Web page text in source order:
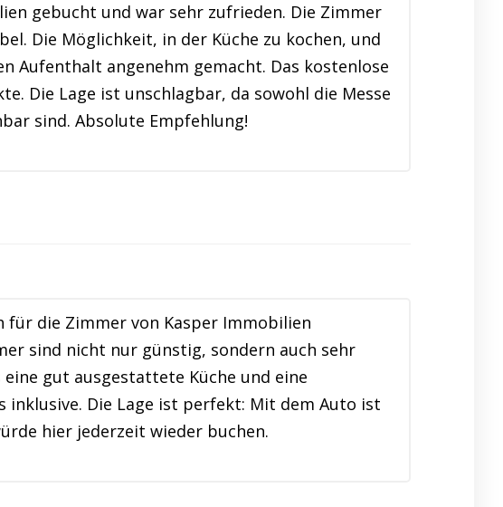
gebucht und war sehr zufrieden. Die Zimmer
Die Möglichkeit, in der Küche zu kochen, und
Aufenthalt angenehm gemacht. Das kostenlose
Die Lage ist unschlagbar, da sowohl die Messe
sind. Absolute Empfehlung!
für die Zimmer von Kasper Immobilien
sind nicht nur günstig, sondern auch sehr
gut ausgestattete Küche und eine
inklusive. Die Lage ist perfekt: Mit dem Auto ist
hier jederzeit wieder buchen.